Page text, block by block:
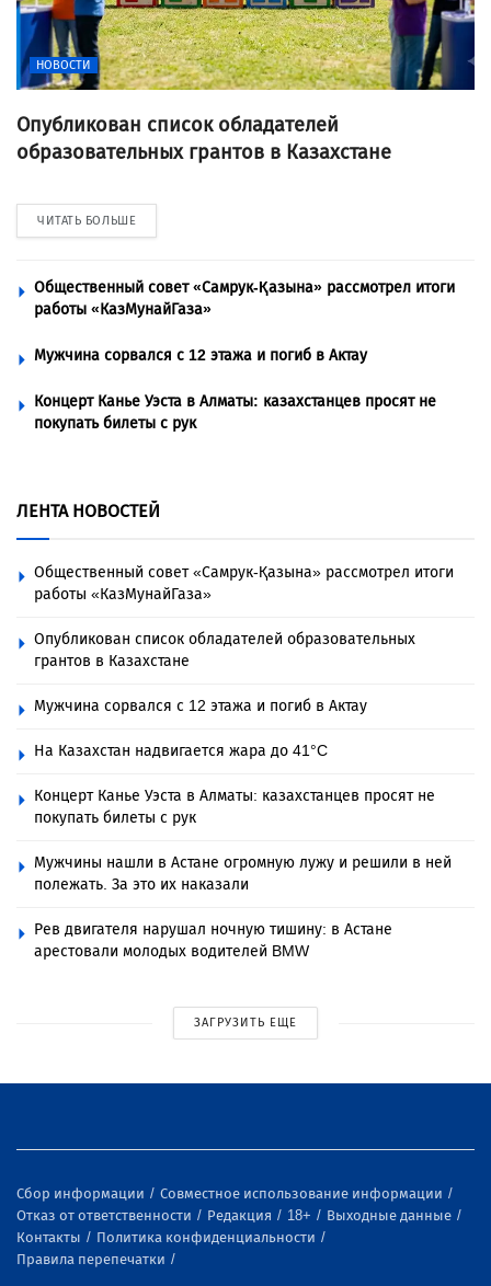
НОВОСТИ
Опубликован список обладателей
образовательных грантов в Казахстане
ЧИТАТЬ БОЛЬШЕ
Общественный совет «Самрук-Қазына» рассмотрел итоги
работы «КазМунайГаза»
Мужчина сорвался с 12 этажа и погиб в Актау
Концерт Канье Уэста в Алматы: казахстанцев просят не
покупать билеты с рук
ЛЕНТА НОВОСТЕЙ
Общественный совет «Самрук-Қазына» рассмотрел итоги
работы «КазМунайГаза»
Опубликован список обладателей образовательных
грантов в Казахстане
Мужчина сорвался с 12 этажа и погиб в Актау
На Казахстан надвигается жара до 41°C
Концерт Канье Уэста в Алматы: казахстанцев просят не
покупать билеты с рук
Мужчины нашли в Астане огромную лужу и решили в ней
полежать. За это их наказали
Рев двигателя нарушал ночную тишину: в Астане
арестовали молодых водителей BMW
ЗАГРУЗИТЬ ЕЩЕ
Сбор информации
Совместное использование информации
Отказ от ответственности
Редакция 18+
Выходные данные
Контакты
Политика конфиденциальности
Правила перепечатки